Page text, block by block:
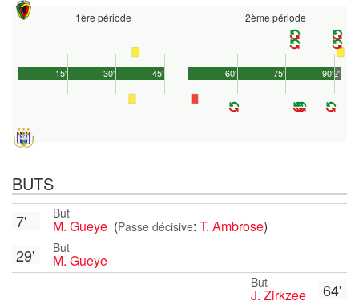
1ère période
45'
15' 30'
2ème période
90'
60' 75' 2'
BUTS
But
M. Gueye (Passe décisive: T. Ambrose)
7'
But
M. Gueye
29'
64'
But
J. Zirkzee